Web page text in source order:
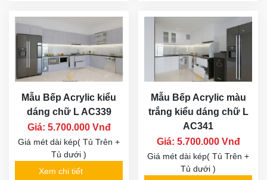
Mẫu Bếp Acrylic kiểu
dáng chữ L AC339
Giá: 5.700.000 Vnđ
Giá mét dài kép( Tủ Trên +
Tủ dưới )
Xem chi tiết
Mẫu Bếp Acrylic màu
trắng kiểu dáng chữ L
AC341
Giá: 5.700.000 Vnđ
Giá mét dài kép( Tủ Trên +
Tủ dưới )